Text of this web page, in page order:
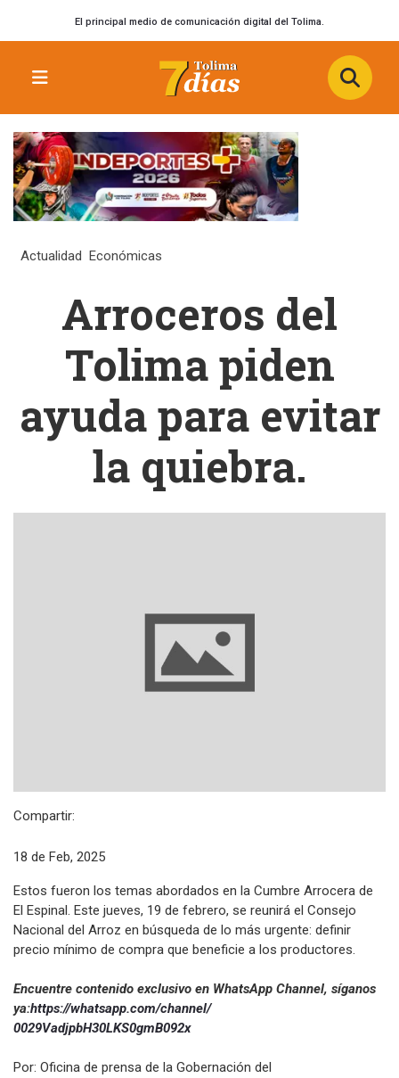
El principal medio de comunicación digital del Tolima.
Actualidad Económicas
Arroceros del
Tolima piden
ayuda para evitar
la quiebra.
Compartir:
18 de Feb, 2025
Estos fueron los temas abordados en la Cumbre Arrocera de
El Espinal. Este jueves, 19 de febrero, se reunirá el Consejo
Nacional del Arroz en búsqueda de lo más urgente: definir
precio mínimo de compra que beneficie a los productores.
Encuentre contenido exclusivo en WhatsApp Channel, síganos
ya:https://whatsapp.com/channel/
0029VadjpbH30LKS0gmB092x
Por: Oficina de prensa de la Gobernación del